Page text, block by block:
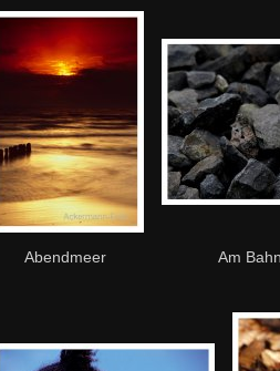
Abendmeer Am